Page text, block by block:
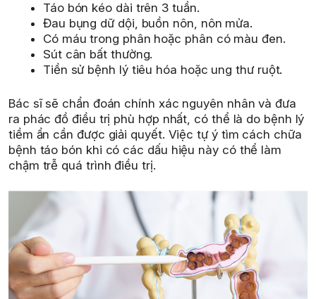
Táo bón kéo dài trên 3 tuần.
Đau bụng dữ dội, buồn nôn, nôn mửa.
Có máu trong phân hoặc phân có màu đen.
Sút cân bất thường.
Tiền sử bệnh lý tiêu hóa hoặc ung thư ruột.
Bác sĩ sẽ chẩn đoán chính xác nguyên nhân và đưa
ra phác đồ điều trị phù hợp nhất, có thể là do bệnh lý
tiềm ẩn cần được giải quyết. Việc tự ý tìm cách chữa
bệnh táo bón khi có các dấu hiệu này có thể làm
chậm trễ quá trình điều trị.